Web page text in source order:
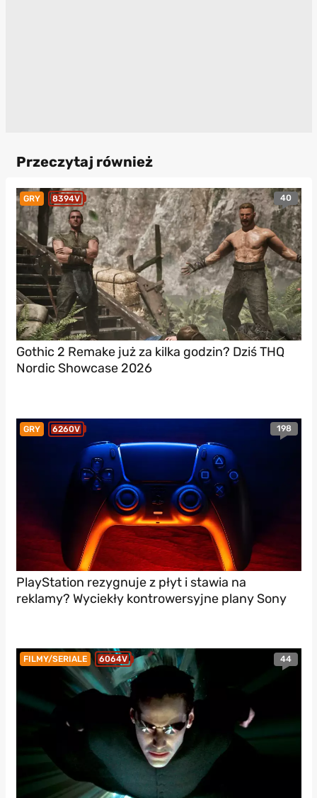
Przeczytaj również
GRY 8394V 40
Gothic 2 Remake już za kilka godzin? Dziś THQ
Nordic Showcase 2026
GRY 6260V 198
PlayStation rezygnuje z płyt i stawia na
reklamy? Wyciekły kontrowersyjne plany Sony
FILMY/SERIALE 6064V 44